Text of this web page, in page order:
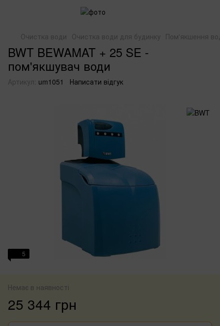
Очистка води Очистка води для будинку Пом'якшення
BWT BEWAMAT + 25 SE -
пом'якшувач води
Артикул: um1051 Написати відгук
5
Немає в наявності
25 344 грн